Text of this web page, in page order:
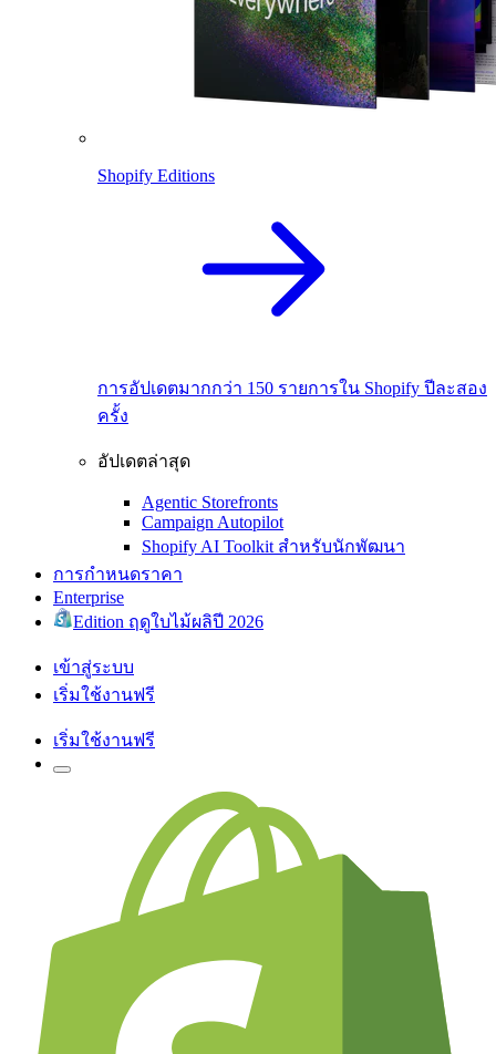
Shopify Editions
การอัปเดตมากกว่า 150 รายการใน Shopify ปีละสอง
ครั้ง
อัปเดตล่าสุด
Agentic Storefronts
Campaign Autopilot
Shopify AI Toolkit สำหรับนักพัฒนา
การกำหนดราคา
Enterprise
Edition ฤดูใบไม้ผลิปี 2026
เข้าสู่ระบบ
เริ่มใช้งานฟรี
เริ่มใช้งานฟรี